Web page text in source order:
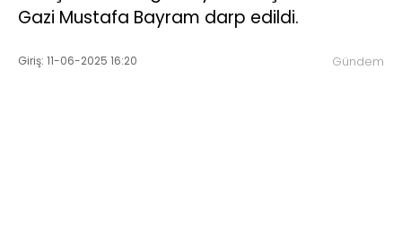
Gazi Mustafa Bayram darp edildi.
Giriş: 11-06-2025 16:20 Gündem